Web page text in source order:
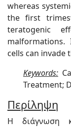
whereas
the first
teratogenic
cells can invade
Keywords:
Treatment;
Περίληψη
Η διάγνωση